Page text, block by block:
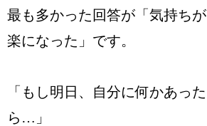
最も多かった回答が「気持ちが
楽になった」です。
「もし明日、自分に何かあった
ら…」